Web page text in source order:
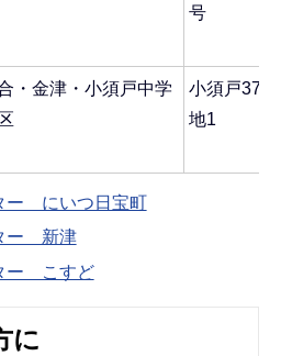
号
・金津・小須戸中学
小須戸
地1
ー にいつ日宝町
ー 新津
ー こすど
に